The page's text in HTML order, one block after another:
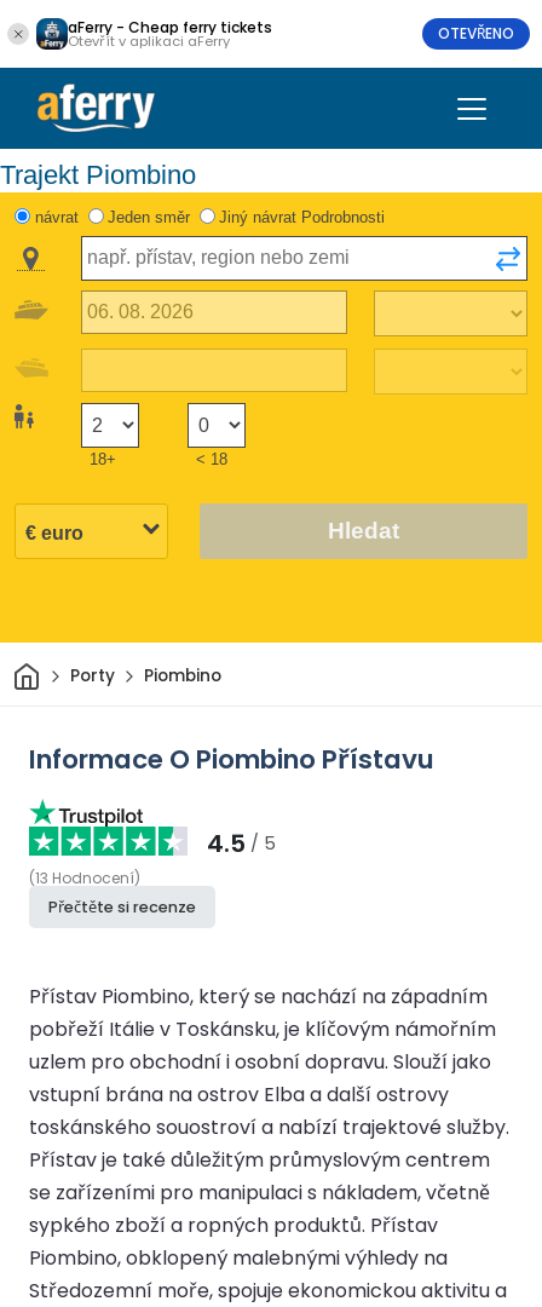
aFerry - Cheap ferry tickets
Otevřít v aplikaci aFerry OTEVŘENO
Trajekt Piombino
návrat Jeden směr Jiný návrat Podrobnosti
18+ < 18
Hledat
Domov
Porty Piombino
Informace O Piombino Přístavu
4.5 / 5
(13 Hodnocení)
Přečtěte si recenze
Přístav Piombino, který se nachází na západním
pobřeží Itálie v Toskánsku, je klíčovým námořním
uzlem pro obchodní i osobní dopravu. Slouží jako
vstupní brána na ostrov Elba a další ostrovy
toskánského souostroví a nabízí trajektové služby.
Přístav je také důležitým průmyslovým centrem
se zařízeními pro manipulaci s nákladem, včetně
sypkého zboží a ropných produktů. Přístav
Piombino, obklopený malebnými výhledy na
Středozemní moře, spojuje ekonomickou aktivitu a